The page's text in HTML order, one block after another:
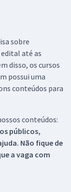
sobre
até as
disso, os cursos
possui uma
conteúdos para
conteúdos:
públicos,
Não fique de
a vaga com